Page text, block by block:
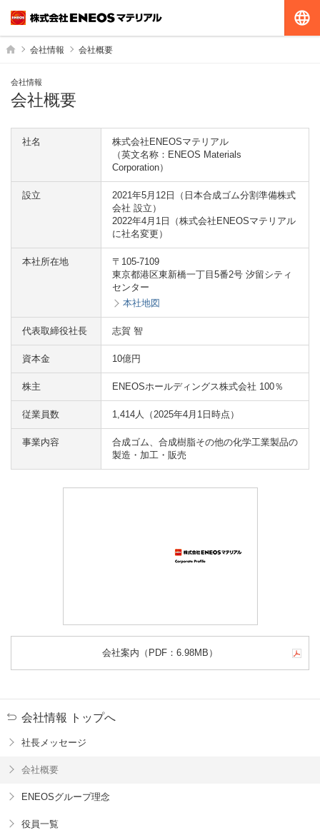
ホーム会社情報 会社概要
会社情報
会社概要
社名
株式会社ENEOSマテリアル
（英文名称：ENEOS Materials
Corporation）
設立
2021年5月12日（日本合成ゴム分割準備株式
会社 設立）
2022年4月1日（株式会社ENEOSマテリアル
に社名変更）
本社所在地
〒105-7109
東京都港区東新橋一丁目5番2号 汐留シティ
センター
本社地図
代表取締役社長 志賀 智
資本金 10億円
株主 ENEOSホールディングス株式会社 100％
従業員数 1,414人（2025年4月1日時点）
事業内容
合成ゴム、合成樹脂その他の化学工業製品の
製造・加工・販売
会社案内 （PDF： 6.98MB ）
会社情報 トップへ
社長メッセージ
会社概要
ENEOSグループ理念
役員一覧